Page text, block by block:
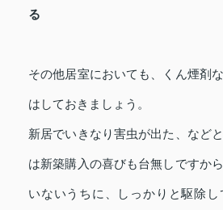
る
その他居室においても、くん煙剤
はしておきましょう。
新居でいきなり害虫が出た、など
は新築購入の喜びも台無しですか
いないうちに、しっかりと駆除